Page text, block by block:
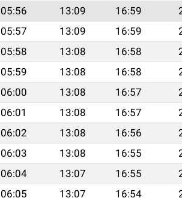
05:56 13:09 16:59
05:57 13:09 16:59
05:58 13:08 16:58
05:59 13:08 16:58
06:00 13:08 16:57
06:01 13:08 16:57
06:02 13:08 16:56
06:03 13:08 16:55
06:04 13:07 16:55
06:05 13:07 16:54